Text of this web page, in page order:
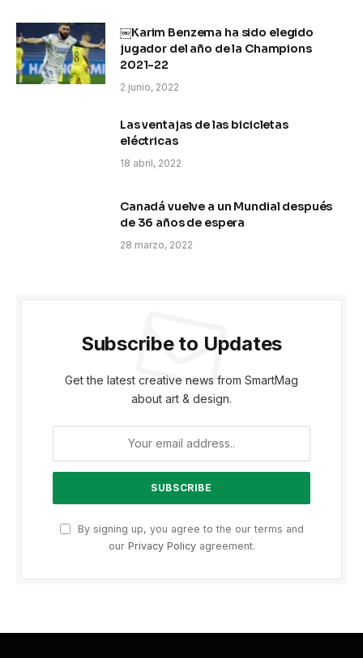
￼Karim Benzema ha sido elegido
jugador del año de la Champions
2021-22
2 junio, 2022
Las ventajas de las bicicletas
eléctricas
18 abril, 2022
Canadá vuelve a un Mundial después
de 36 años de espera
28 marzo, 2022
Subscribe to Updates
Get the latest creative news from SmartMag
about art & design.
By signing up, you agree to the our terms and
our Privacy Policyagreement.